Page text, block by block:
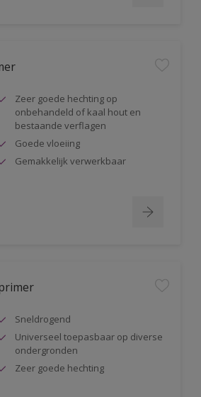
Zeer goede hechting op
onbehandeld of kaal hout en
bestaande verflagen
Goede vloeiing
Gemakkelijk verwerkbaar
Sneldrogend
Universeel toepasbaar op diverse
ondergronden
Zeer goede hechting